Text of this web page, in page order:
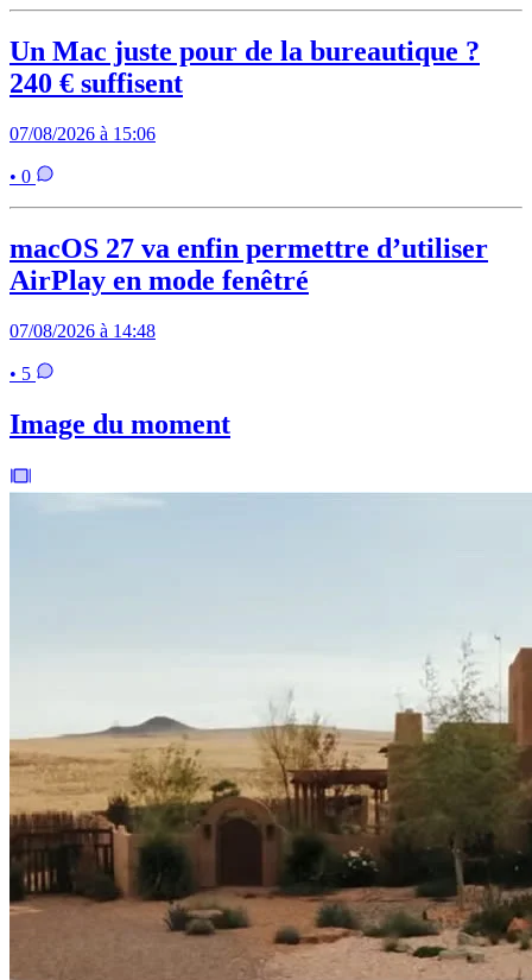
Un Mac juste pour de la bureautique ?
240 € suffisent
07/08/2026 à 15:06
• 0
macOS 27 va enfin permettre d’utiliser
AirPlay en mode fenêtré
07/08/2026 à 14:48
• 5
Image du moment